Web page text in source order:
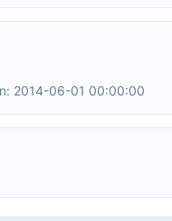
2014-06-01 00:00:00